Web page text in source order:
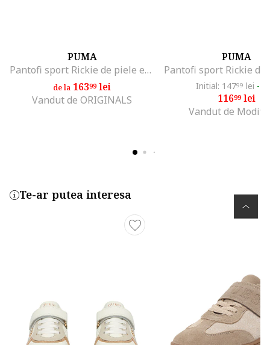
PUMA
Pantofi sport Rickie de piele ecologica cu velcro, Alb/Auriu rose
de la 16399lei
Vandut de ORIGINALS
PUMA
Initial: 14799 lei -
11699lei
Vandut de
Te-ar putea interesa